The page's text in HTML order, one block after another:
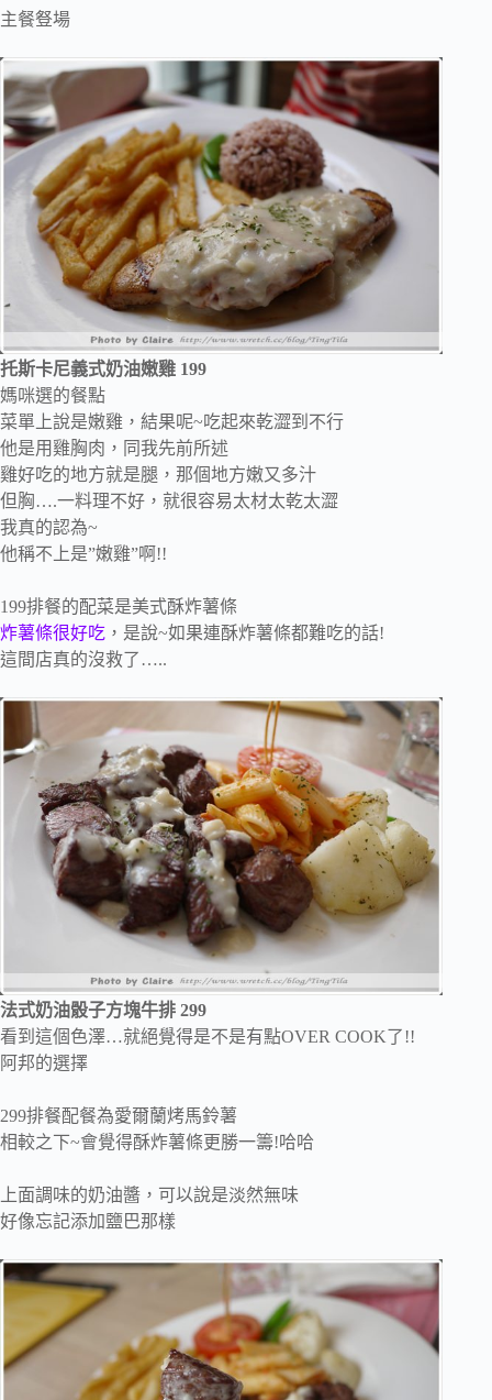
主餐豋場
托斯卡尼義式奶油嫩雞 199
媽咪選的餐點
菜單上說是嫩雞，結果呢~吃起來乾澀到不行
他是用雞胸肉，同我先前所述
雞好吃的地方就是腿，那個地方嫩又多汁
但胸….一料理不好，就很容易太材太乾太澀
我真的認為~
他稱不上是”嫩雞”啊!!
199排餐的配菜是美式酥炸薯條
炸薯條很好吃 ，是說~如果連酥炸薯條都難吃的話!
這間店真的沒救了…..
法式奶油骰子方塊牛排 299
看到這個色澤…就絕覺得是不是有點OVER COOK了!!
阿邦的選擇
299排餐配餐為愛爾蘭烤馬鈴薯
相較之下~會覺得酥炸薯條更勝一籌!哈哈
上面調味的奶油醬，可以說是淡然無味
好像忘記添加鹽巴那樣